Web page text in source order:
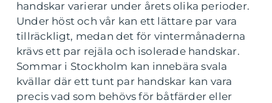
handskar varierar under årets olika perioder.
Under höst och vår kan ett lättare par vara
tillräckligt, medan det för vintermånaderna
krävs ett par rejäla och isolerade handskar.
Sommar i Stockholm kan innebära svala
kvällar där ett tunt par handskar kan vara
precis vad som behövs för båtfärder eller